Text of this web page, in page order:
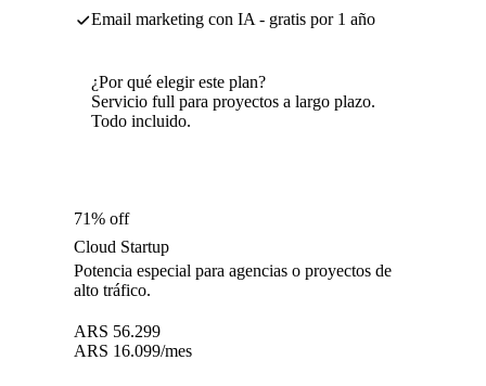
Email marketing con IA - gratis por 1 año
¿Por qué elegir este plan?
Servicio full para proyectos a largo plazo.
Todo incluido.
71% off
Cloud Startup
Potencia especial para agencias o proyectos de
alto tráfico.
ARS 56.299
ARS 16.099/mes